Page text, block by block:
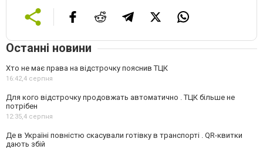
Останні новини
Хто не має права на відстрочку пояснив ТЦК
16:42,4 серпня
Для кого відстрочку продовжать автоматично . ТЦК більше не
потрібен
12:35,4 серпня
Де в Україні повністю скасували готівку в транспорті . QR-квитки
дають збій